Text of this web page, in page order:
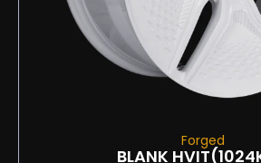
Forged
BLANK HVIT